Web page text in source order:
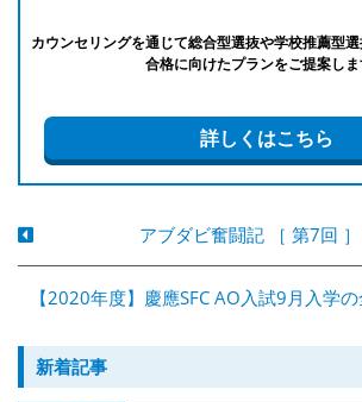
カウンセリングを通じて総合型選抜や学校推薦型選
合格に向けたプランをご提案しま
詳しくはこちら
アブダビ奮闘記 ［ 第7回
【2020年度】慶應SFC AO入試9月入学
新着記事